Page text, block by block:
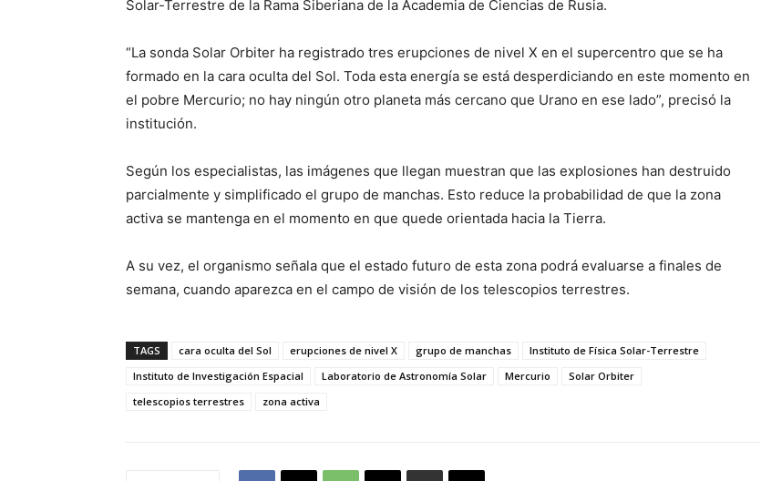
Solar-Terrestre de la Rama Siberiana de la Academia de Ciencias de Rusia.
“La sonda Solar Orbiter ha registrado tres erupciones de nivel X en el supercentro que se ha
formado en la cara oculta del Sol. Toda esta energía se está desperdiciando en este momento en
el pobre Mercurio; no hay ningún otro planeta más cercano que Urano en ese lado”, precisó la
institución.
Según los especialistas, las imágenes que llegan muestran que las explosiones han destruido
parcialmente y simplificado el grupo de manchas. Esto reduce la probabilidad de que la zona
activa se mantenga en el momento en que quede orientada hacia la Tierra.
A su vez, el organismo señala que el estado futuro de esta zona podrá evaluarse a finales de
semana, cuando aparezca en el campo de visión de los telescopios terrestres.
TAGS cara oculta del Sol erupciones de nivel X grupo de manchas
Instituto de Física Solar-Terrestre
Instituto de Investigación Espacial
Laboratorio de Astronomía Solar Mercurio
Solar Orbiter
telescopios terrestres
zona activa